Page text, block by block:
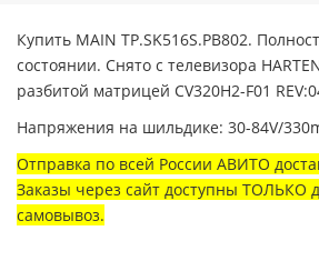
Купить MAIN TP.SK516S.PB802.
состоянии. Снято с телевизора
разбитой матрицей CV320H2-F01
Напряжения на шильдике: 30-84V/
Отправка по всей России АВИТО
Заказы через сайт доступны ТОЛЬКО
самовывоз.